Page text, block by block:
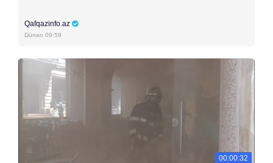
Qafqazinfo.az
Dünən 09:59
00:00:32